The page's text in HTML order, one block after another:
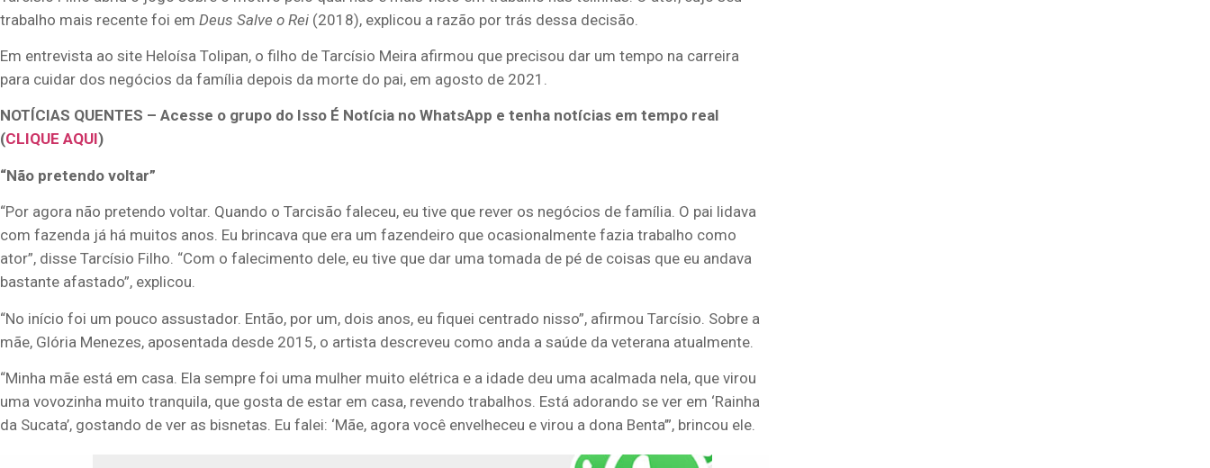
trabalho mais recente foi em Deus Salve o Rei (2018), explicou a razão por trás dessa decisão.
Em entrevista ao site Heloísa Tolipan, o filho de Tarcísio Meira afirmou que precisou dar um tempo na carreira
para cuidar dos negócios da família depois da morte do pai, em agosto de 2021.
NOTÍCIAS QUENTES – Acesse o grupo do Isso É Notícia no WhatsApp e tenha notícias em tempo real
(CLIQUE AQUI)
“Não pretendo voltar”
“Por agora não pretendo voltar. Quando o Tarcisão faleceu, eu tive que rever os negócios de família. O pai lidava
com fazenda já há muitos anos. Eu brincava que era um fazendeiro que ocasionalmente fazia trabalho como
ator”, disse Tarcísio Filho. “Com o falecimento dele, eu tive que dar uma tomada de pé de coisas que eu andava
bastante afastado”, explicou.
“No início foi um pouco assustador. Então, por um, dois anos, eu fiquei centrado nisso”, afirmou Tarcísio. Sobre a
mãe, Glória Menezes, aposentada desde 2015, o artista descreveu como anda a saúde da veterana atualmente.
“Minha mãe está em casa. Ela sempre foi uma mulher muito elétrica e a idade deu uma acalmada nela, que virou
uma vovozinha muito tranquila, que gosta de estar em casa, revendo trabalhos. Está adorando se ver em ‘Rainha
da Sucata’, gostando de ver as bisnetas. Eu falei: ‘Mãe, agora você envelheceu e virou a dona Benta’”, brincou ele.